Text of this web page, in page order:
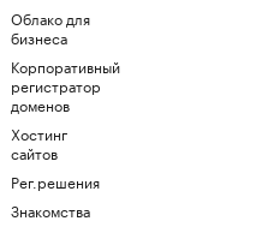
Облако для
бизнеса
Корпоративный
регистратор
доменов
Хостинг
сайтов
Рег.решения
Знакомства